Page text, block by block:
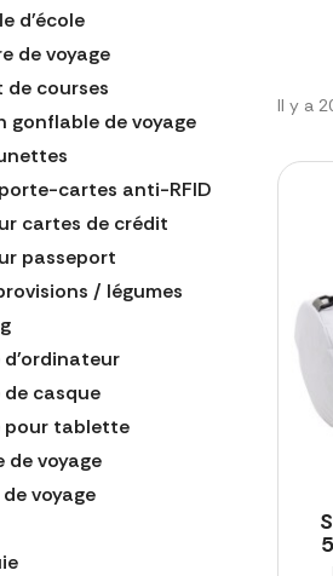
d'école
de voyage
de courses
gonflable de voyage
cartes anti-RFID
cartes de crédit
passeport
/ légumes
d'ordinateur
de casque
pour tablette
de voyage
voyage
Il y a